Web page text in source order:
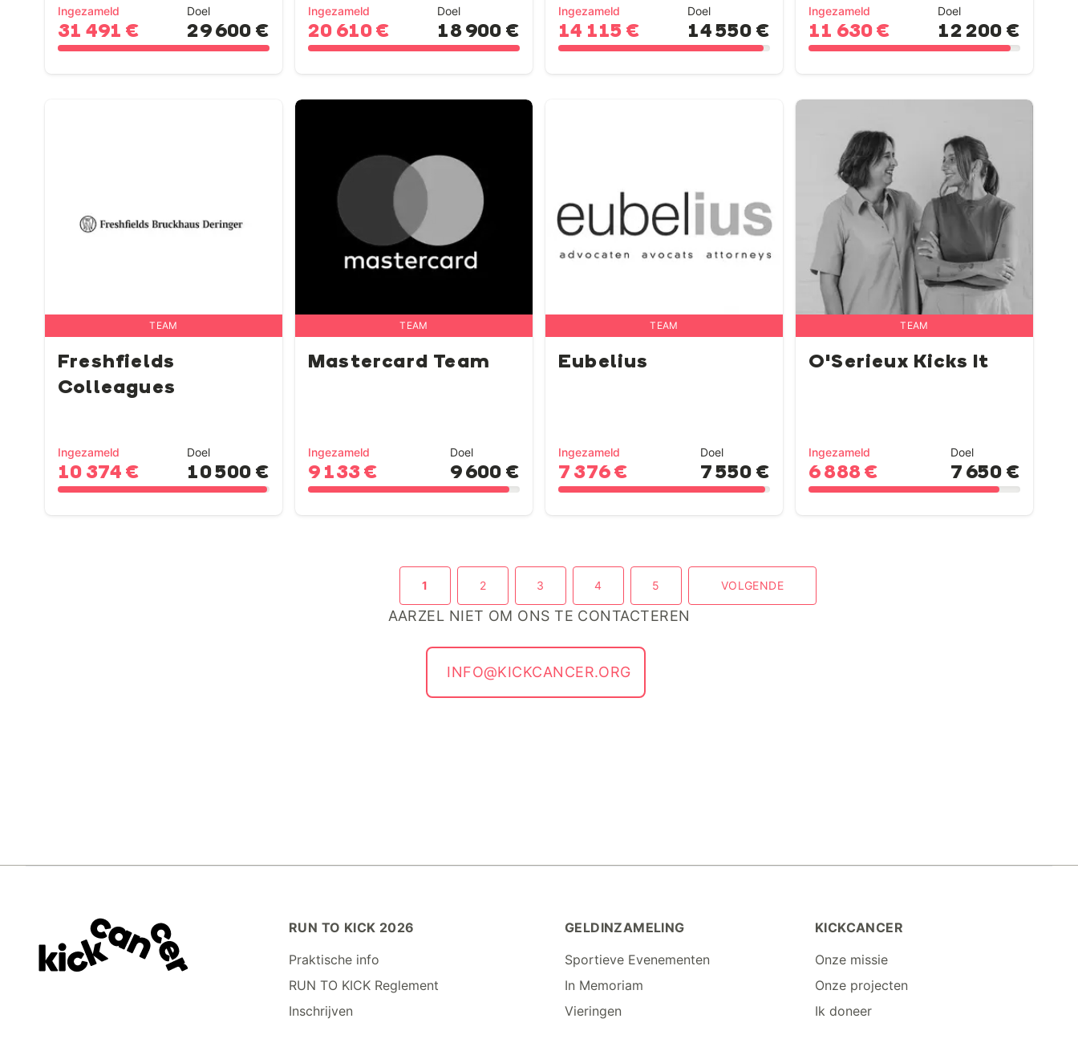
Ingezameld
31 491 €
Doel
29 600 €
Ingezameld
20 610 €
Doel
18 900 €
Ingezameld
14 115 €
Doel
14 550 €
Ingezameld
11 630 €
Doel
12 200 €
TEAM
Freshfields
Colleagues
Ingezameld
10 374 €
Doel
10 500 €
TEAM
Mastercard Team
Ingezameld
9 133 €
Doel
9 600 €
TEAM
Eubelius
Ingezameld
7 376 €
Doel
7 550 €
TEAM
O'Serieux Kicks It
Ingezameld
6 888 €
Doel
7 650 €
1 2 3 4 5 VOLGENDE
AARZEL NIET OM ONS TE CONTACTEREN
INFO@KICKCANCER.ORG
RUN TO KICK 2026
Praktische info
RUN TO KICK Reglement
Inschrijven
GELDINZAMELING
Sportieve Evenementen
In Memoriam
Vieringen
KICKCANCER
Onze missie
Onze projecten
Ik doneer